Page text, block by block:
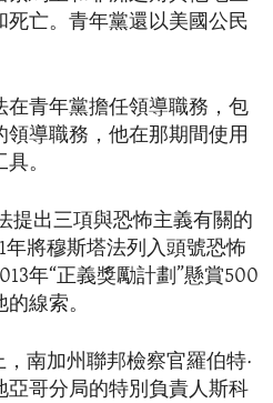
死亡。青年黨還以美國公民
在青年黨擔任領導職務，包
導職務，他在那期間使用
。
提出三項與恐怖主義有關的
年將穆斯塔法列入頭號恐怖
年“正義獎勵計劃”懸賞500
線索。
南加州聯邦檢察官羅伯特·
亞哥分局的特別負責人斯科